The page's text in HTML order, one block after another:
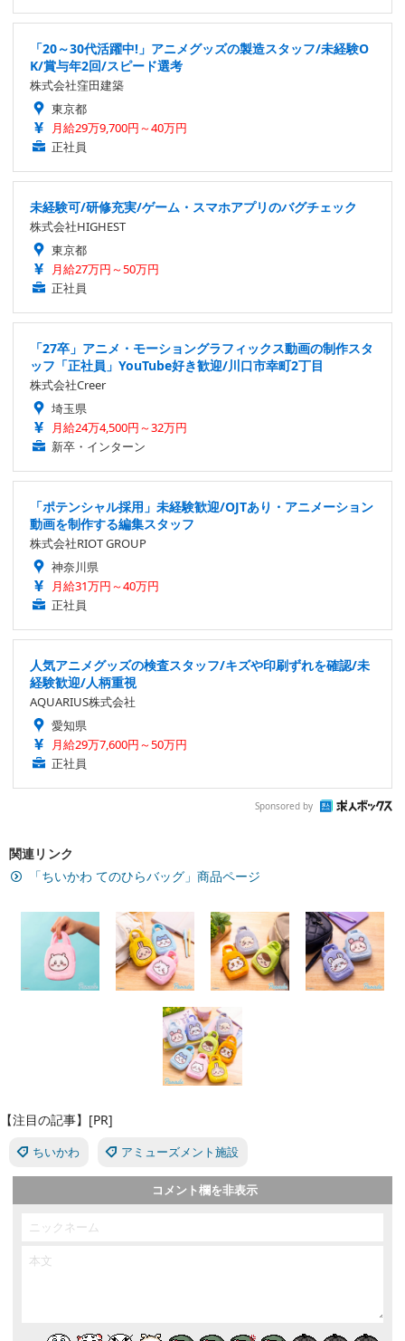
「20～30代活躍中!」アニメグッズの製造スタッフ/未経験O
K/賞与年2回/スピード選考
株式会社窪田建築
東京都
月給29万9,700円～40万円
正社員
未経験可/研修充実/ゲーム・スマホアプリのバグチェック
株式会社HIGHEST
東京都
月給27万円～50万円
正社員
「27卒」アニメ・モーショングラフィックス動画の制作スタ
ッフ「正社員」YouTube好き歓迎/川口市幸町2丁目
株式会社Creer
埼玉県
月給24万4,500円～32万円
新卒・インターン
「ポテンシャル採用」未経験歓迎/OJTあり・アニメーション
動画を制作する編集スタッフ
株式会社RIOT GROUP
神奈川県
月給31万円～40万円
正社員
人気アニメグッズの検査スタッフ/キズや印刷ずれを確認/未
経験歓迎/人柄重視
AQUARIUS株式会社
愛知県
月給29万7,600円～50万円
正社員
Sponsored by
関連リンク
「ちいかわ てのひらバッグ」商品ページ
【注目の記事】[PR]
ちいかわ アミューズメント施設
コメント欄を非表示